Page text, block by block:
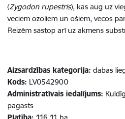
(Zygodon rupestris), kas aug uz
veciem ozoliem un ošiem, vecos
Reizēm sastop arī uz akmens
Aizsardzības kategorija: dabas
Kods: LV0542900
Administratīvais iedalījums:
pagasts​​​​​​​